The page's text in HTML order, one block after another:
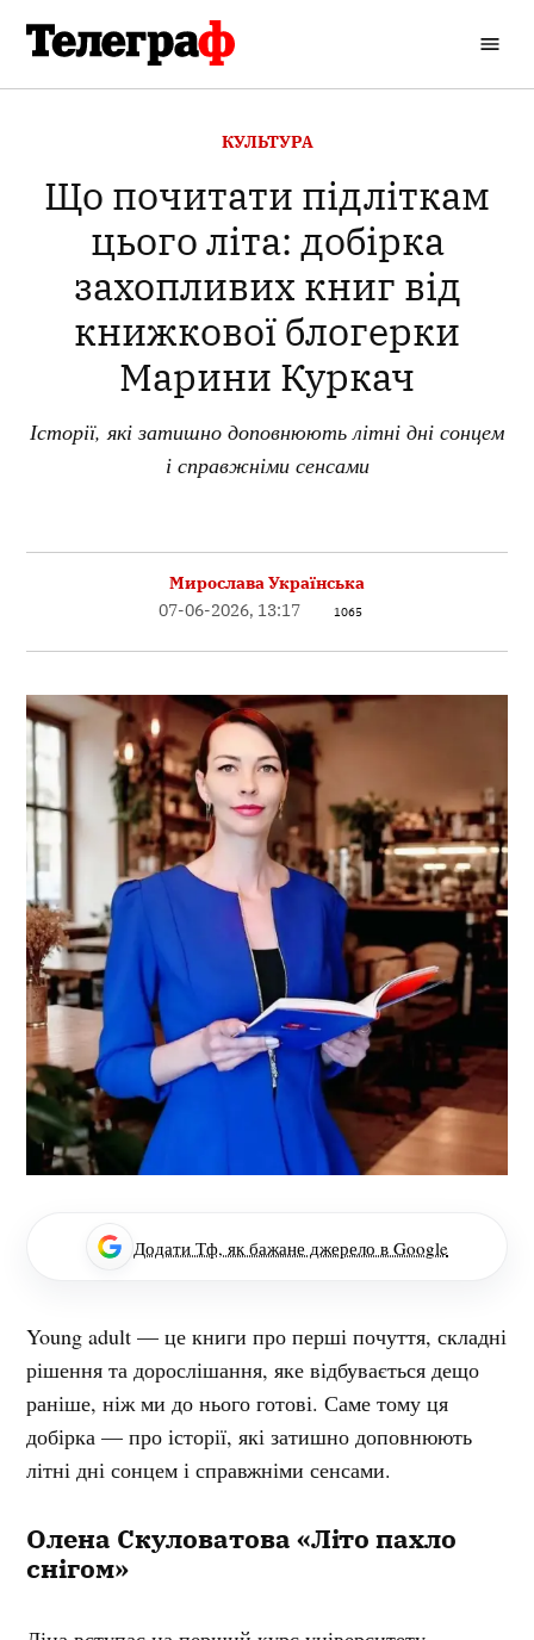
вмісту
Телеграф
ОПУБЛІКОВАНО
КУЛЬТУРА
Що почитати підліткам
цього літа: добірка
захопливих книг від
книжкової блогерки
Марини Куркач
Історії, які затишно доповнюють літні дні сонцем
і справжніми сенсами
Мирослава Українська
07-06-2026, 13:17
1065
Додати Тф, як бажане джерело в Google
Young adult — це книги про перші почуття, складні
рішення та дорослішання, яке відбувається дещо
раніше, ніж ми до нього готові. Саме тому ця
добірка — про історії, які затишно доповнюють
літні дні сонцем і справжніми сенсами.
Олена Скуловатова «Літо пахло
снігом»